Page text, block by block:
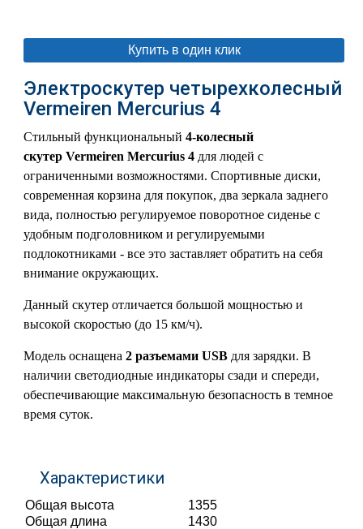
Купить в один клик
Электроскутер четырехколесный
Vermeiren Mercurius 4
Стильный функциональный4-колесный
скутер Vermeiren Mercurius 4 для людей с
ограниченными возможностями. Спортивные диски,
современная корзина для покупок, два зеркала заднего
вида, полностью регулируемое поворотное сиденье с
удобным подголовником и регулируемыми
подлокотниками - все это заставляет обратить на себя
внимание окружающих.
Данный скутер отличается большой мощностью и
высокой скоростью (до 15 км/ч).
Модель оснащена2 разъемами USB для зарядки. В
наличии светодиодные индикаторы сзади и спереди,
обеспечивающие максимальную безопасность в темное
время суток.
Характеристики
Общая высота
1355
Общая длина
1430